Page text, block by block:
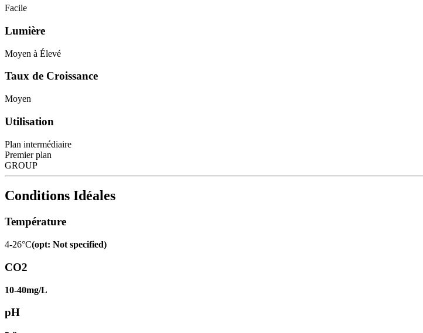
Facile
Lumière
Moyen à Élevé
Taux de Croissance
Moyen
Utilisation
Plan intermédiaire
Premier plan
GROUP
Conditions Idéales
Température
4-26°C(opt: Not specified)
CO2
10-40mg/L
pH